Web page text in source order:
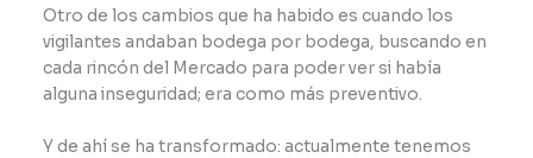
Otro de los cambios que ha habido es cuando los
vigilantes andaban bodega por bodega, buscando en
cada rincón del Mercado para poder ver si había
alguna inseguridad; era como más preventivo.
Y de ahí se ha transformado: actualmente tenemos